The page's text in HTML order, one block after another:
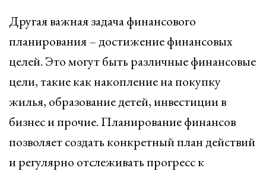
Другая важная задача финансового
планирования – достижение финансовых
целей. Это могут быть различные финансовые
цели, такие как накопление на покупку
жилья, образование детей, инвестиции в
бизнес и прочие. Планирование финансов
позволяет создать конкретный план действий
и регулярно отслеживать прогресс к